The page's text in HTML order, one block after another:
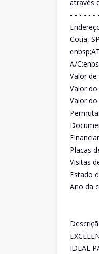
através
- - - - - -
Cotia,
A/
Valor
Valor
Valor
Placas
Visitas
Estado
Ano da
IDEAL